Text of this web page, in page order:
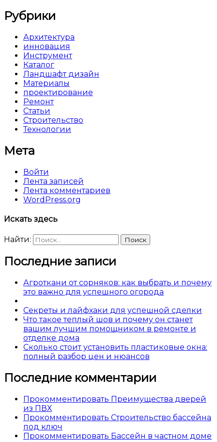
Рубрики
Архитектура
инновация
Инструмент
Каталог
Ландшафт дизайн
Материалы
проектирование
Ремонт
Статьи
Строительство
Технологии
Мета
Войти
Лента записей
Лента комментариев
WordPress.org
Искать здесь
Найти:
Последние записи
Агроткани от сорняков: как выбрать и почему
это важно для успешного огорода
Секреты и лайфхаки для успешной сделки
Что такое теплый шов и почему он станет
вашим лучшим помощником в ремонте и
отделке дома
Сколько стоит установить пластиковые окна:
полный разбор цен и нюансов
Последние комментарии
Прокомментировать Преимущества дверей
из ПВХ
Прокомментировать Строительство бассейна
под ключ
Прокомментировать Бассейн в частном доме